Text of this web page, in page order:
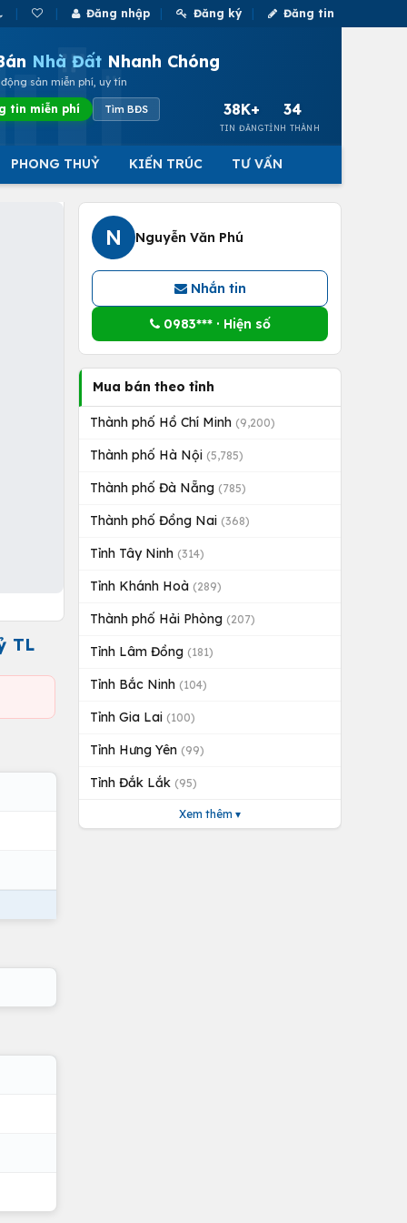
Đăng nhập Đăng ký Đăng tin
Nhà Đất Nhanh Chóng
sản miễn phí, uy tín
tin miễn phí Tìm BĐS 38K+
TIN ĐĂNG
34
TỈNH THÀNH
PHONG THUỶ KIẾN TRÚC TƯ VẤN
TL
N Nguyễn Văn Phú
Nhắn tin
0983*** · Hiện số
Mua bán theo tỉnh
Thành phố Hồ Chí Minh (9,200)
Thành phố Hà Nội (5,785)
Thành phố Đà Nẵng (785)
Thành phố Đồng Nai (368)
Tỉnh Tây Ninh (314)
Tỉnh Khánh Hoà (289)
Thành phố Hải Phòng (207)
Tỉnh Lâm Đồng (181)
Tỉnh Bắc Ninh (104)
Tỉnh Gia Lai (100)
Tỉnh Hưng Yên (99)
Tỉnh Đắk Lắk (95)
Xem thêm ▾